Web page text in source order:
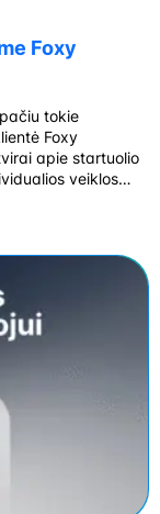
Foxy
tokie
Foxy
apie startuolio
veiklos
ant […]